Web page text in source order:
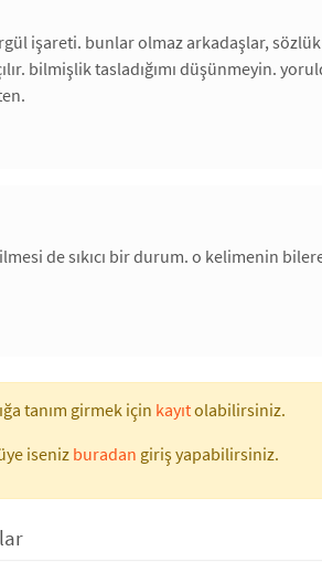
işareti. bunlar olmaz arkadaşlar, sözlük
bilmişlik tasladığımı düşünmeyin.
de sıkıcı bir durum. o kelimenin
tanım girmek için kayıtolabilirsiniz.
iseniz buradan giriş yapabilirsiniz.